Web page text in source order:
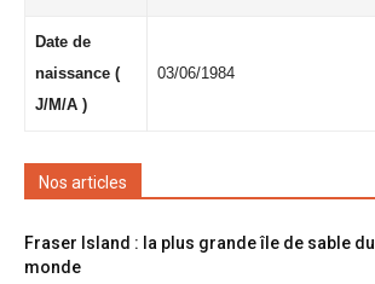
Date de
naissance (
J/M/A )
03/06/1984
Nos articles
Fraser Island : la plus grande île de sable du
monde